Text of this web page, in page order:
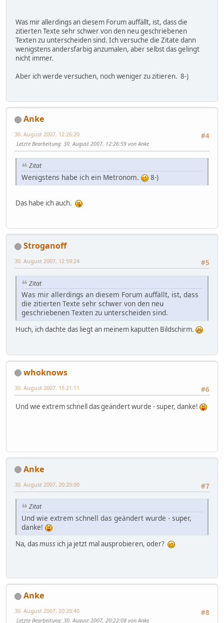
Was mir allerdings an diesem Forum auffällt, ist, dass die
zitierten Texte sehr schwer von den neu geschriebenen
Texten zu unterscheiden sind. Ich versuche die Zitate dann
wenigstens andersfarbig anzumalen, aber selbst das gelingt
nicht immer.
Aber ich werde versuchen, noch weniger zu zitieren. 8-)
Anke
#4
30. August 2007, 12:26:20
Letzte Bearbeitung: 30. August 2007, 12:26:59 von Anke
Zitat
Wenigstens habe ich ein Metronom. 8-)
Das habe ich auch.
Stroganoff
#5
30. August 2007, 12:59:24
Zitat
Was mir allerdings an diesem Forum auffällt, ist, dass
die zitierten Texte sehr schwer von den neu
geschriebenen Texten zu unterscheiden sind.
Huch, ich dachte das liegt an meinem kaputten Bildschirm.
whoknows
#6
30. August 2007, 15:21:11
Und wie extrem schnell das geändert wurde - super, danke!
Anke
#7
30. August 2007, 20:20:00
Zitat
Und wie extrem schnell das geändert wurde - super,
danke!
Na, dasmuss ich ja jetzt mal ausprobieren, oder?
Anke
#8
30. August 2007, 20:20:40
Letzte Bearbeitung: 30. August 2007, 20:22:08 von Anke